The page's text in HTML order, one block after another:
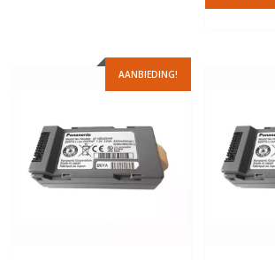
AANBIEDING!